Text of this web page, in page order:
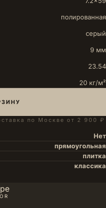
полированная
серый
9 мм
23.54
20 кг/м²
по Москве от 2 900 ₽
Нет
прямоугольная
плитка
классика